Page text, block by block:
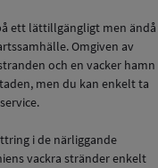
ett lättillgängligt men ändå
Omgiven av
och en vacker hamn
men du kan enkelt ta
i de närliggande
vackra stränder enkelt